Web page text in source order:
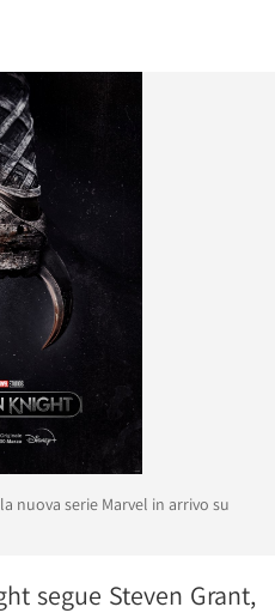
nuova serie Marvel in arrivo su
segue Steven Grant,